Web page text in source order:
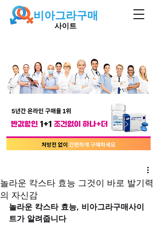
비아그라구매
사이트
놀라운 칵스타 효능 그것이 바로 발기력
의 자신감
놀라운 칵스타 효능, 비아그라구매사이
트가 알려줍니다